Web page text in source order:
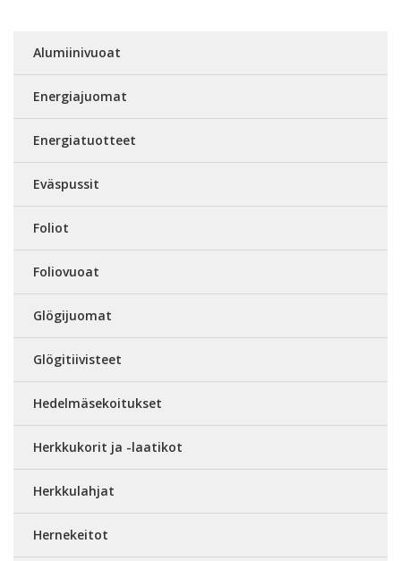
Alumiinivuoat
Energiajuomat
Energiatuotteet
Eväspussit
Foliot
Foliovuoat
Glögijuomat
Glögitiivisteet
Hedelmäsekoitukset
Herkkukorit ja -laatikot
Herkkulahjat
Hernekeitot